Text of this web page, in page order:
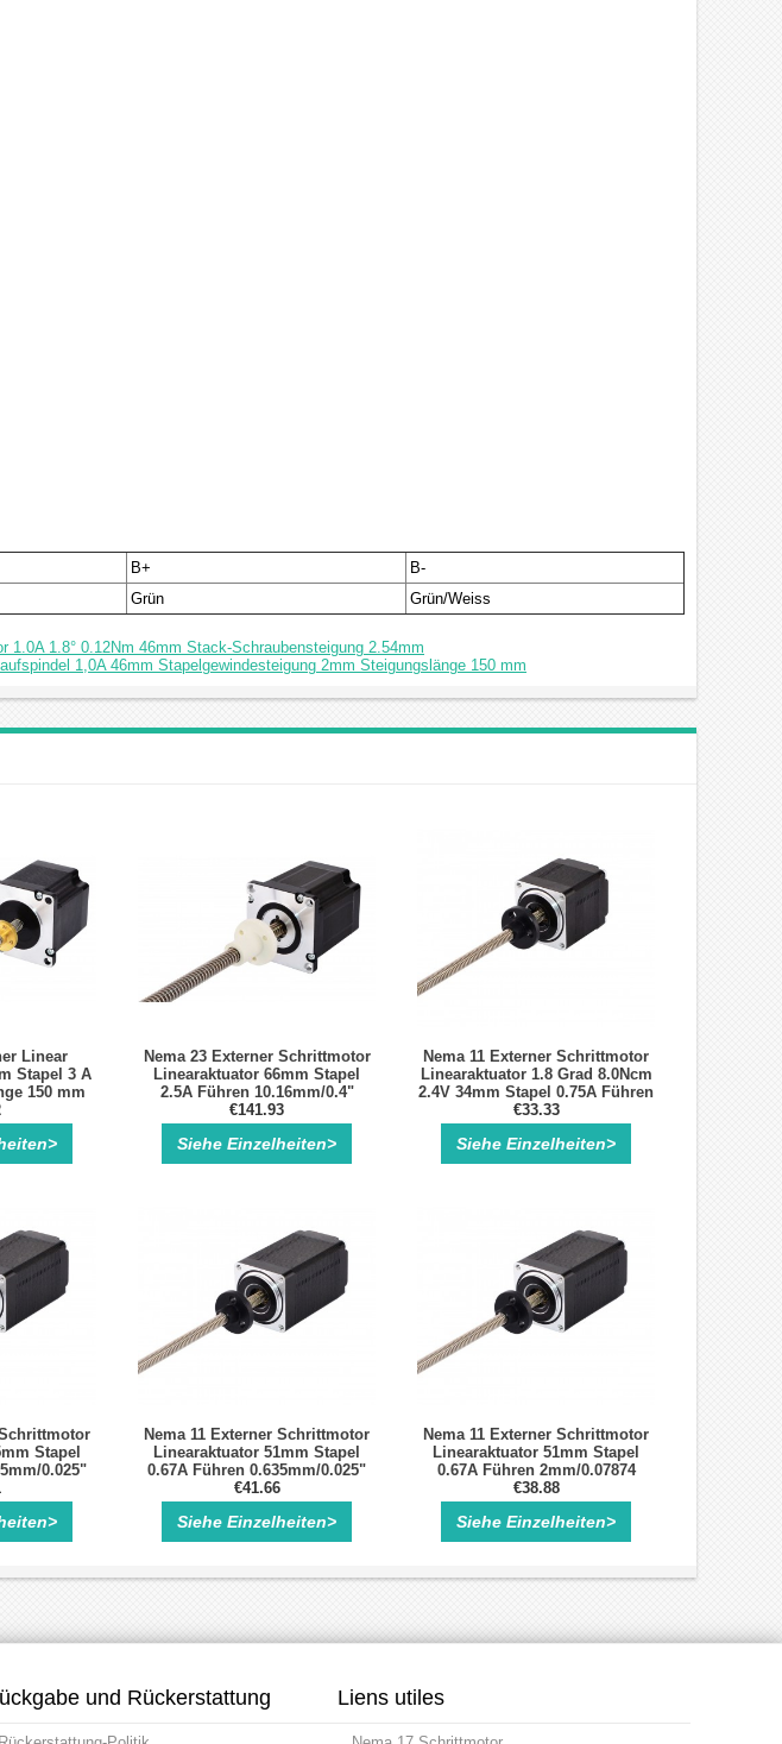
B+
B-
Grün Grün/Weiss
1.8° 0.12Nm 46mm Stack-Schraubensteigung 2.54mm
1,0A 46mm Stapelgewindesteigung 2mm Steigungslänge 150 mm
Linear
Stapel 3 A
150 mm
3.3V
Nema 23 Externer Schrittmotor
Linearaktuator 66mm Stapel
2.5A Führen 10.16mm/0.4"
Länge 250mm
€141.93
Siehe Einzelheiten>
Nema 11 Externer Schrittmotor
Linearaktuator 1.8 Grad 8.0Ncm
2.4V 34mm Stapel 0.75A Führen
0.635mm/0.025" Länge 100mm
€33.33
Siehe Einzelheiten>
Stapel
0.025"
Nema 11 Externer Schrittmotor
Linearaktuator 51mm Stapel
0.67A Führen 0.635mm/0.025"
Länge 100mm
€41.66
Siehe Einzelheiten>
Nema 11 Externer Schrittmotor
Linearaktuator 51mm Stapel
0.67A Führen 2mm/0.07874
Länge 100mm
€38.88
Siehe Einzelheiten>
und Rückerstattung Liens utiles